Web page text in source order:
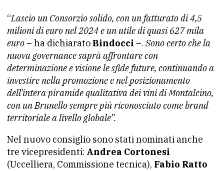
“Lascio un Consorzio solido, con un fatturato di 4,5
milioni di euro nel 2024 e un utile di quasi 627 mila
euro – ha dichiaratoBindocci –. Sono certo che la
nuova governance saprà affrontare con
determinazione e visione le sfide future, continuando a
investire nella promozione e nel posizionamento
dell’intera piramide qualitativa dei vini di Montalcino,
con un Brunello sempre più riconosciuto come brand
territoriale a livello globale”.
Nel nuovo consiglio sono stati nominati anche
tre vicepresidenti: Andrea Cortonesi
(Uccelliera, Commissione tecnica), Fabio Ratto